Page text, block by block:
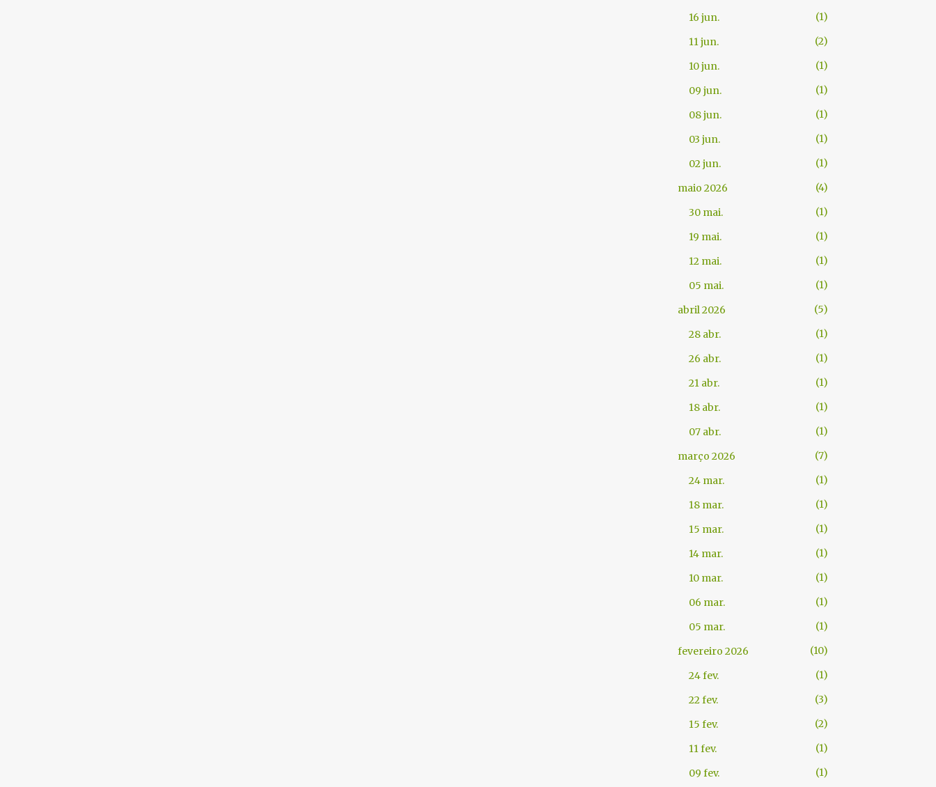
16 jun.
1
11 jun.
2
10 jun.
1
09 jun.
1
08 jun.
1
03 jun.
1
02 jun.
1
maio 2026
4
30 mai.
1
19 mai.
1
12 mai.
1
05 mai.
1
abril 2026
5
28 abr.
1
26 abr.
1
21 abr.
1
18 abr.
1
07 abr.
1
março 2026
7
24 mar.
1
18 mar.
1
15 mar.
1
14 mar.
1
10 mar.
1
06 mar.
1
05 mar.
1
fevereiro 2026
10
24 fev.
1
22 fev.
3
15 fev.
2
11 fev.
1
09 fev.
1